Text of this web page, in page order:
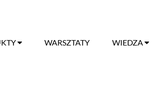
WARSZTATY WIEDZA